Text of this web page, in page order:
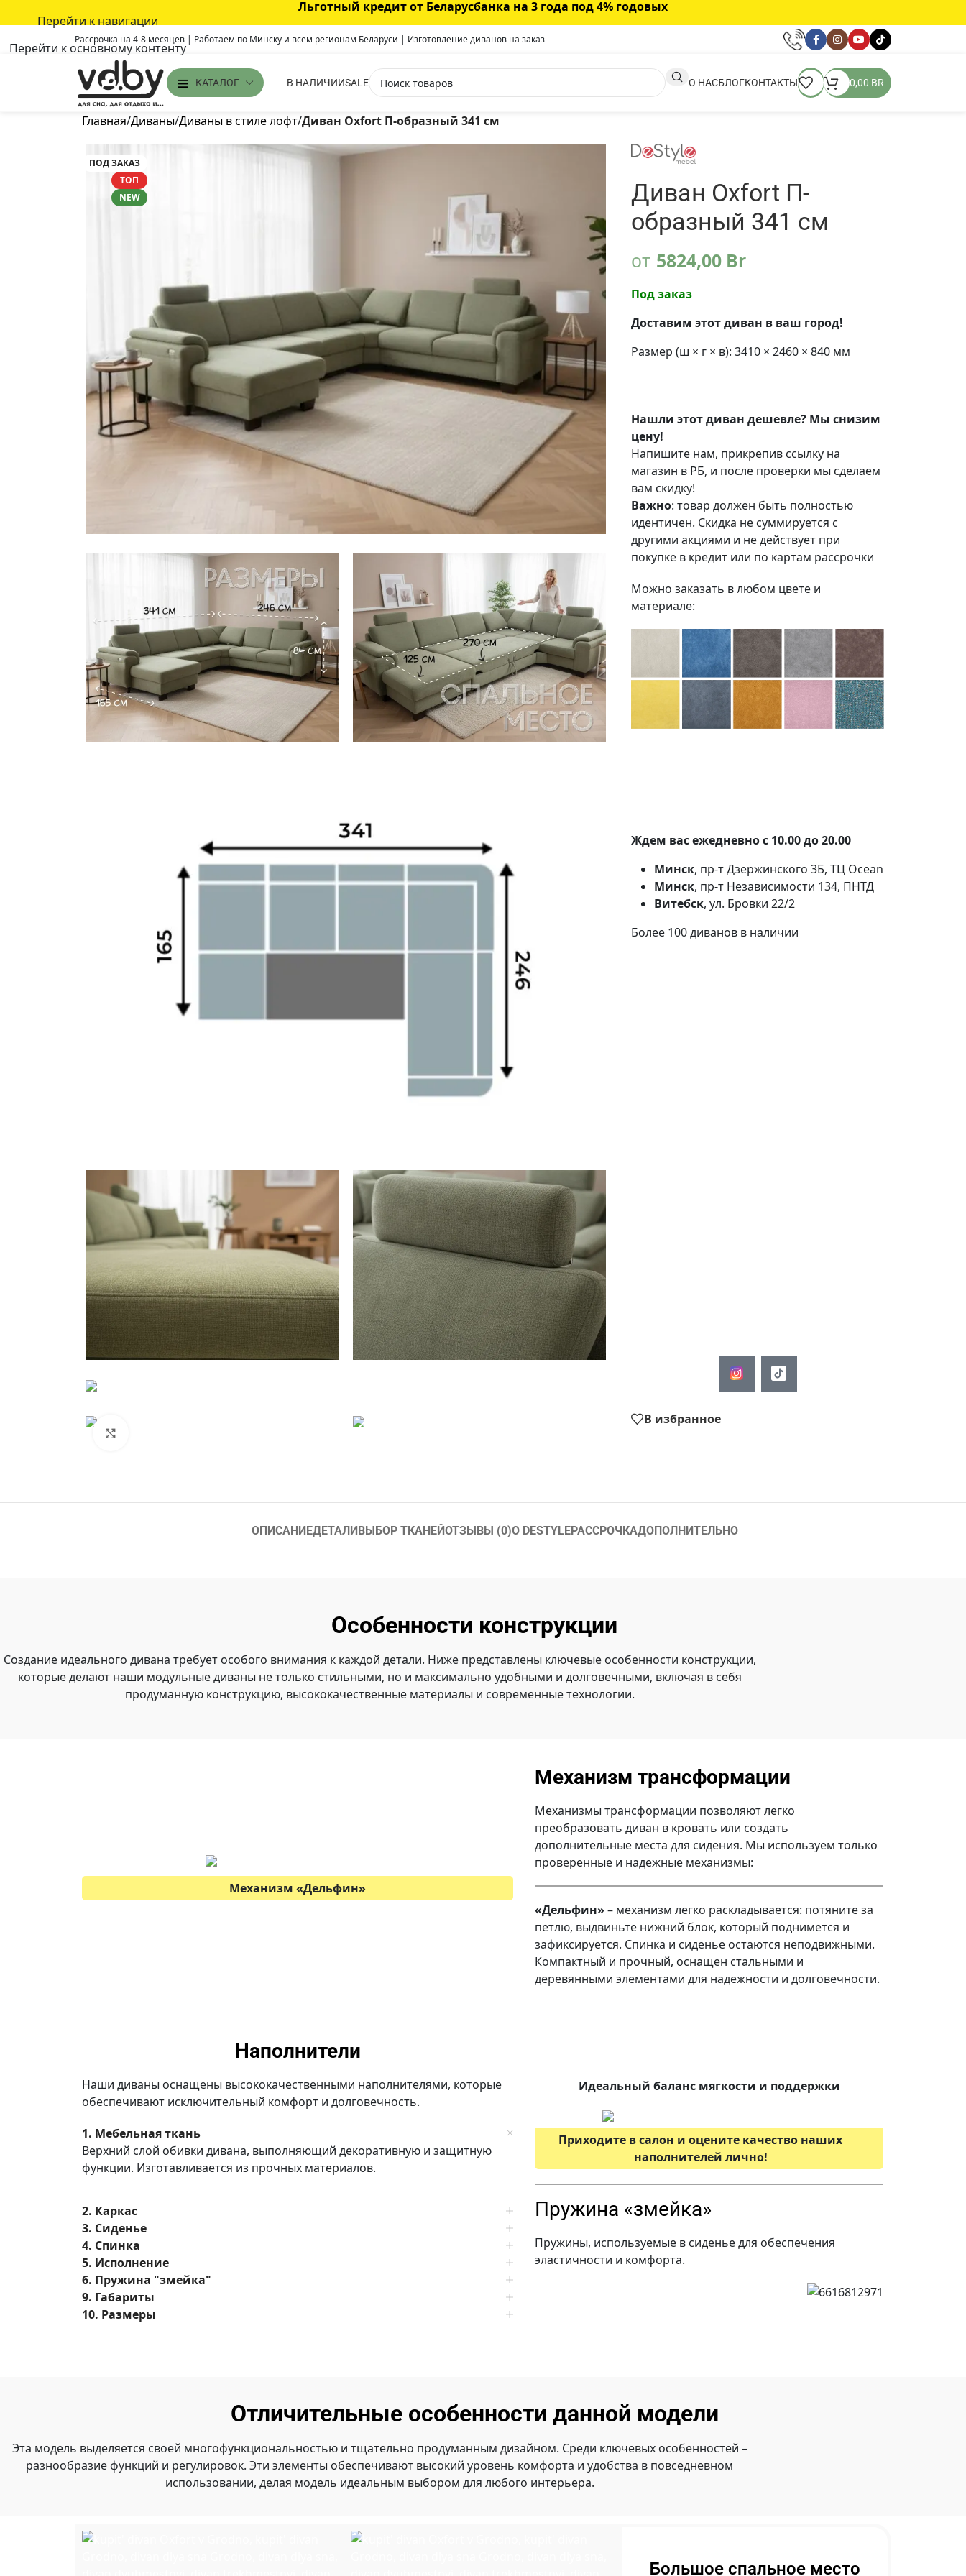
Перейти к навигации
Перейти к основному контенту
Льготный кредит от Беларусбанка на 3 года под 4% годовых
Рассрочка на 4-8 месяцев | Работаем по Минску и всем регионам Беларуси | Изготовление диванов на заказ
КАТАЛОГ В НАЛИЧИИSALE О НАСБЛОГКОНТАКТЫ 0,00 BR
Главная/Диваны/Диваны в стиле лофт/Диван Oxfort П-образный 341 см
ПОД ЗАКАЗ
ТОП
NEW
Диван Oxfort П-
образный 341 см
от 5824,00 Br
Под заказ
Доставим этот диван в ваш город!
Размер (ш × г × в): 3410 × 2460 × 840 мм
Нашли этот диван дешевле? Мы снизим
цену!
Напишите нам, прикрепив ссылку на
магазин в РБ, и после проверки мы сделаем
вам скидку!
Важно: товар должен быть полностью
идентичен. Скидка не суммируется с
другими акциями и не действует при
покупке в кредит или по картам рассрочки
Можно заказать в любом цвете и
материале:
Ждем вас ежедневно с 10.00 до 20.00
Минск, пр-т Дзержинского 3Б, ТЦ Ocean
Минск, пр-т Независимости 134, ПНТД
Витебск, ул. Бровки 22/2
Более 100 диванов в наличии
В избранное
ОПИСАНИЕДЕТАЛИВЫБОР ТКАНЕЙОТЗЫВЫ (0)О DESTYLEРАССРОЧКАДОПОЛНИТЕЛЬНО
Особенности конструкции
Создание идеального дивана требует особого внимания к каждой детали. Ниже представлены ключевые особенности конструкции,
которые делают наши модульные диваны не только стильными, но и максимально удобными и долговечными, включая в себя
продуманную конструкцию, высококачественные материалы и современные технологии.
Механизм «Дельфин»
Механизм трансформации
Механизмы трансформации позволяют легко
преобразовать диван в кровать или создать
дополнительные места для сидения. Мы используем только
проверенные и надежные механизмы:
«Дельфин» – механизм легко раскладывается: потяните за
петлю, выдвиньте нижний блок, который поднимется и
зафиксируется. Спинка и сиденье остаются неподвижными.
Компактный и прочный, оснащен стальными и
деревянными элементами для надежности и долговечности.
Наполнители
Наши диваны оснащены высококачественными наполнителями, которые
обеспечивают исключительный комфорт и долговечность.
1. Мебельная ткань
Верхний слой обивки дивана, выполняющий декоративную и защитную
функции. Изготавливается из прочных материалов.
2. Каркас
3. Сиденье
4. Спинка
5. Исполнение
6. Пружина "змейка"
9. Габариты
10. Размеры
Идеальный баланс мягкости и поддержки
Приходите в салон и оцените качество наших
наполнителей лично!
Пружина «змейка»
Пружины, используемые в сиденье для обеспечения
эластичности и комфорта.
Отличительные особенности данной модели
Эта модель выделяется своей многофункциональностью и тщательно продуманным дизайном. Среди ключевых особенностей –
разнообразие функций и регулировок. Эти элементы обеспечивают высокий уровень комфорта и удобства в повседневном
использовании, делая модель идеальным выбором для любого интерьера.
Большое спальное место